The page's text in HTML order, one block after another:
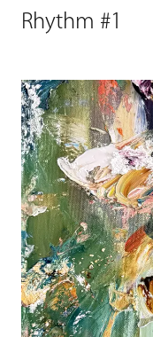
Rhythm #1